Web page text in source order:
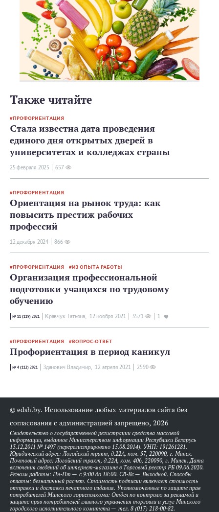
Также читайте
ПРОФОРИЕНТАЦИЯ
Стала известна дата проведения
единого дня открытых дверей в
университетах и колледжах страны
25 февраля 2025 657
ПРОФОРИЕНТАЦИЯ
Ориентация на рынок труда: как
повысить престиж рабочих
профессий
12 декабря 2024 866
ПРОФОРИЕНТАЦИЯ ИЗ ОПЫТА РАБОТЫ
Организация профессиональной
подготовки учащихся по трудовому
обучению
№ 11 (119) 2021 Кравчук Татьяна, 12 ноября 2021 3571 1
ПРОФОРИЕНТАЦИЯ ВОПРОС-ОТВЕТ
Профориентация в период каникул
№ 4 (112) 2021 Зданович Владимир, 12 апреля 2021 2590
© edsh.by. Использование любых материалов сайта без
согласования с администрацией запрещено, 2026
Свидетельство о государственной регистрации средства массовой
информации, выданное Министерством информации Республики Беларусь
13.12.2011 № 1497 (перерегистрировано 15.08.2014). УНП: 191261281.
Юридический адрес: Логойский тракт, д.22А, пом. 57, 220090, г. Минск.
Почтовый адрес: Логойский тракт, д.22А, ком. 406, 220090, г. Минск. Дата
включения сведений об интернет-магазине в Торговый реестр РБ 09.06.2020.
Режим работы: Пн-Пт — с 9:00 до 18:00. Сб-Вс — Выходной. Способы
оплаты: безналичный расчет. Стоимость подписки включает стоимость
отправки и доставки печатного издания. Уполномоченные по защите прав
потребителей Минского горисполкома: Отдел по контролю за рекламой и
защите прав потребителей главного управления торговли и услуг Минского
городского исполнительного комитета — тел. 8 (017) 218-00-82.